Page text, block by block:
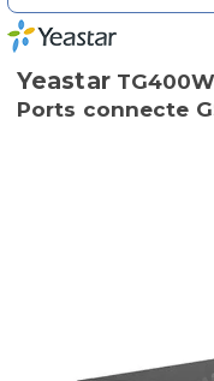
Yeastar
Ports connecte